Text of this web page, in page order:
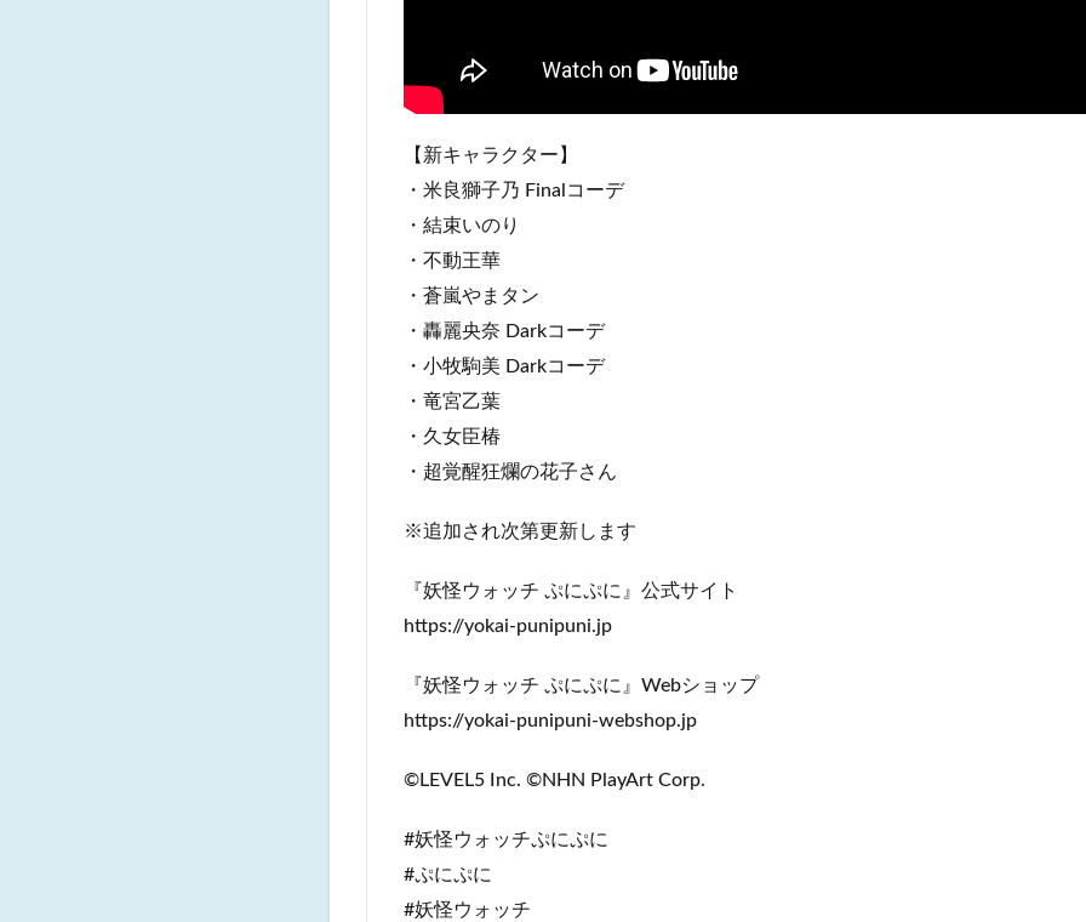
【新キャラクター】
・米良獅子乃 Finalコーデ
・結束いのり
・不動王華
・蒼嵐やまタン
・轟麗央奈 Darkコーデ
・小牧駒美 Darkコーデ
・竜宮乙葉
・久女臣椿
・超覚醒狂爛の花子さん
※追加され次第更新します
『妖怪ウォッチ ぷにぷに』公式サイト
https://yokai-punipuni.jp
『妖怪ウォッチ ぷにぷに』Webショップ
https://yokai-punipuni-webshop.jp
©LEVEL5 Inc. ©NHN PlayArt Corp.
#妖怪ウォッチぷにぷに
#ぷにぷに
#妖怪ウォッチ